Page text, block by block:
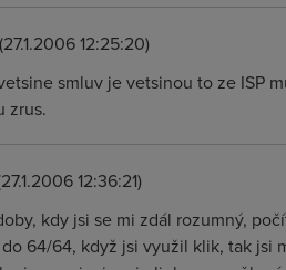
(27.1.2006 12:25:20)
smluv je vetsinou to ze ISP
zrus.
12:36:21)
kdy jsi se mi zdál rozumný,
64/64, když jsi využil klik, tak jsi